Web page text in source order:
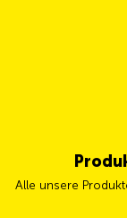
Alle unsere